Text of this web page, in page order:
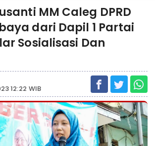
MM Caleg DPRD
dari Dapil 1 Partai
Sosialisasi Dan
12:22 WIB